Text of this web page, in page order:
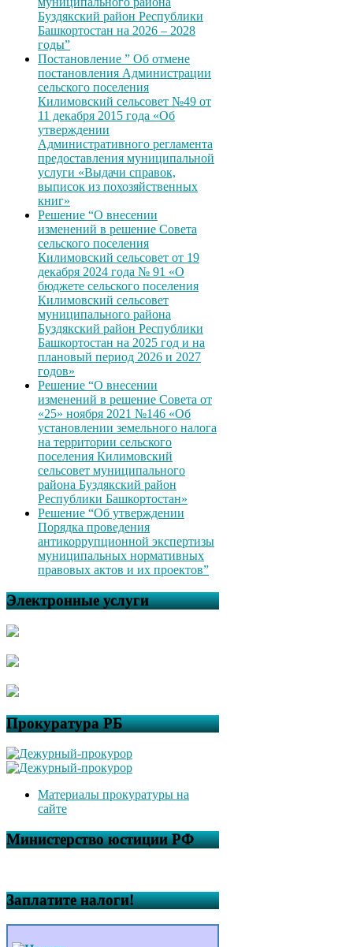
Буздякский район Республики
Башкортостан на 2026 – 2028
годы”
Постановление ” Об отмене
постановления Администрации
сельского поселения
Килимовский сельсовет №49 от
11 декабря 2015 года «Об
утверждении
Административного регламента
предоставления муниципальной
услуги «Выдачи справок,
выписок из похозяйственных
книг»
Решение “О внесении
изменений в решение Совета
сельского поселения
Килимовский сельсовет от 19
декабря 2024 года № 91 «О
бюджете сельского поселения
Килимовский сельсовет
муниципального района
Буздякский район Республики
Башкортостан на 2025 год и на
плановый период 2026 и 2027
годов»
Решение “О внесении
изменений в решение Совета от
«25» ноября 2021 №146 «Об
установлении земельного налога
на территории сельского
поселения Килимовский
сельсовет муниципального
района Буздякский район
Республики Башкортостан»
Решение “Об утверждении
Порядка проведения
антикоррупционной экспертизы
муниципальных нормативных
правовых актов и их проектов”
Электронные услуги
Прокуратура РБ
Материалы прокуратуры на
сайте
Министерство юстиции РФ
Заплатите налоги!